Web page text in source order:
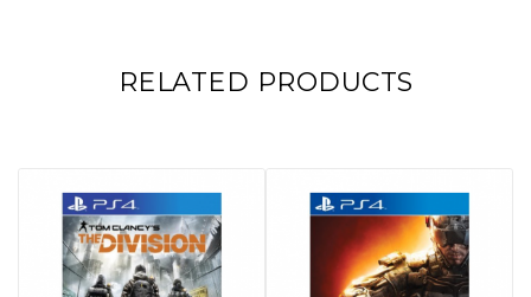
RELATED PRODUCTS